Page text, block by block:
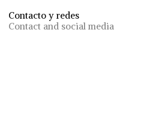
Contacto y redes
Contact and social media